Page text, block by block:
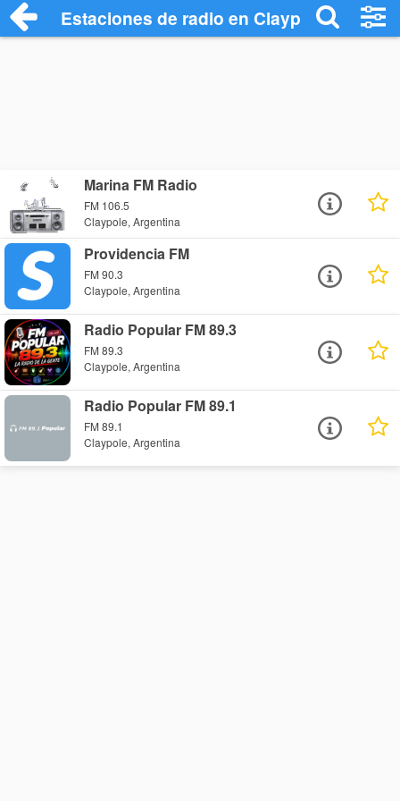
Estaciones de radio en Claypole -
Marina FM Radio
FM 106.5
Claypole, Argentina
Providencia FM
FM 90.3
Claypole, Argentina
Radio Popular FM 89.3
FM 89.3
Claypole, Argentina
Radio Popular FM 89.1
FM 89.1
Claypole, Argentina